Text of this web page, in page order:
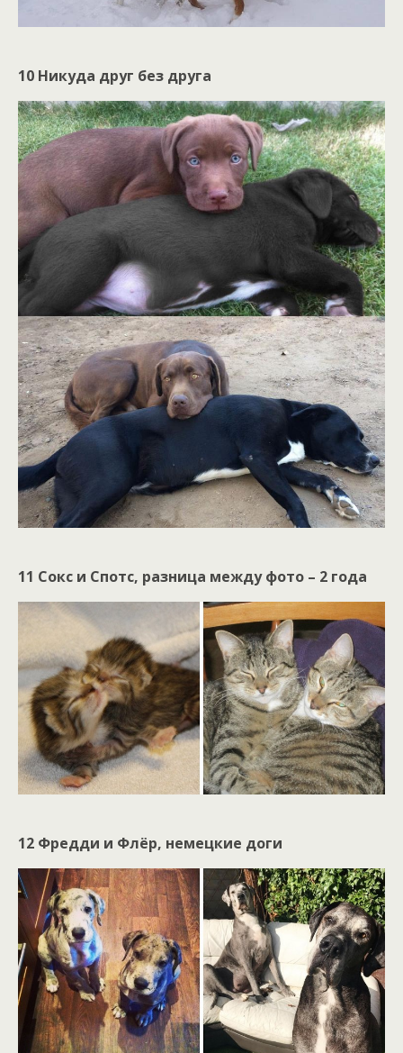
10 Никуда друг без друга
11 Сокс и Спотс, разница между фото – 2 года
12 Фредди и Флёр, немецкие доги